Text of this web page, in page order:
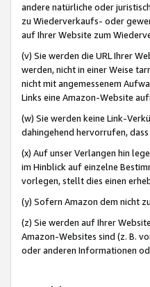
andere natürliche oder
zu Wiederverkaufs- oder
auf Ihrer Website zum
(v) Sie werden die URL Ihrer
werden, nicht in einer Weise
nicht mit angemessenem
Links eine Amazon-Website
(w) Sie werden keine Link-
dahingehend hervorrufen,
(x) Auf unser Verlangen hin
im Hinblick auf einzelne
vorlegen, stellt dies einen
(y) Sofern Amazon dem nicht
(z) Sie werden auf Ihrer
Amazon-Websites sind (z. B.
oder anderen Informationen